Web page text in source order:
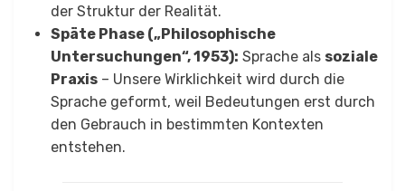
der Struktur der Realität.
Späte Phase („Philosophische
Untersuchungen“, 1953): Sprache als soziale
Praxis – Unsere Wirklichkeit wird durch die
Sprache geformt, weil Bedeutungen erst durch
den Gebrauch in bestimmten Kontexten
entstehen.